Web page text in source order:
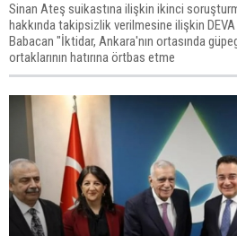
Sinan Ateş suikastına ilişkin ikinci
hakkında takipsizlik verilmesine ilişkin
Babacan "İktidar, Ankara'nın ortasında
ortaklarının hatırına örtbas etme